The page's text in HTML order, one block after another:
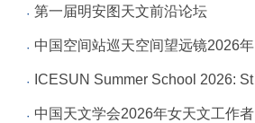
第一届明安图天文前沿论坛
中国空间站巡天空间望远镜2026年度科学年会会议通知
ICESUN Summer School 2026: Stellar Evolution, Supernova Explosion, and Nucleosynthesis
中国天文学会2026年女天文工作者学术交流研讨会通知（第二号）